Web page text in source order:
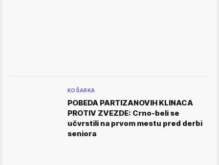
KOŠARKA
POBEDA PARTIZANOVIH KLINACA
PROTIV ZVEZDE: Crno-beli se
učvrstili na prvom mestu pred derbi
seniora